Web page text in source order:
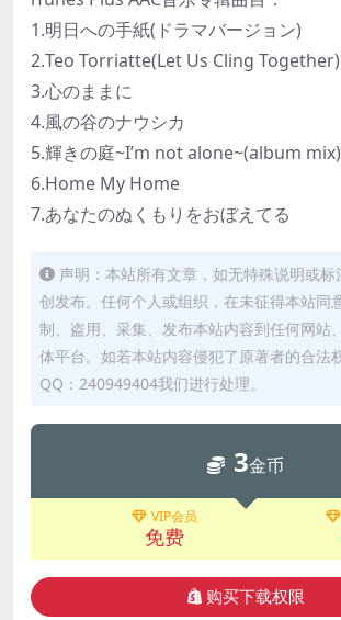
1.明日への手紙(ドラマバージョン)
2.Teo Torriatte(Let Us Cling Together)
3.心のままに
4.風の谷のナウシカ
5.輝きの庭~I’m not alone~(album mix)
6.Home My Home
7.あなたのぬくもりをおぼえてる
声明：本站所有文章，如无特殊说明或
创发布。任何个人或组织，在未征得本站同
制、盗用、采集、发布本站内容到任何网站
体平台。如若本站内容侵犯了原著者的合法
QQ：240949404我们进行处理。
3金币
VIP会员
免费
购买下载权限